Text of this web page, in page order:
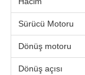
Sürücü Motoru
Dönüş motoru
Dönüş açısı